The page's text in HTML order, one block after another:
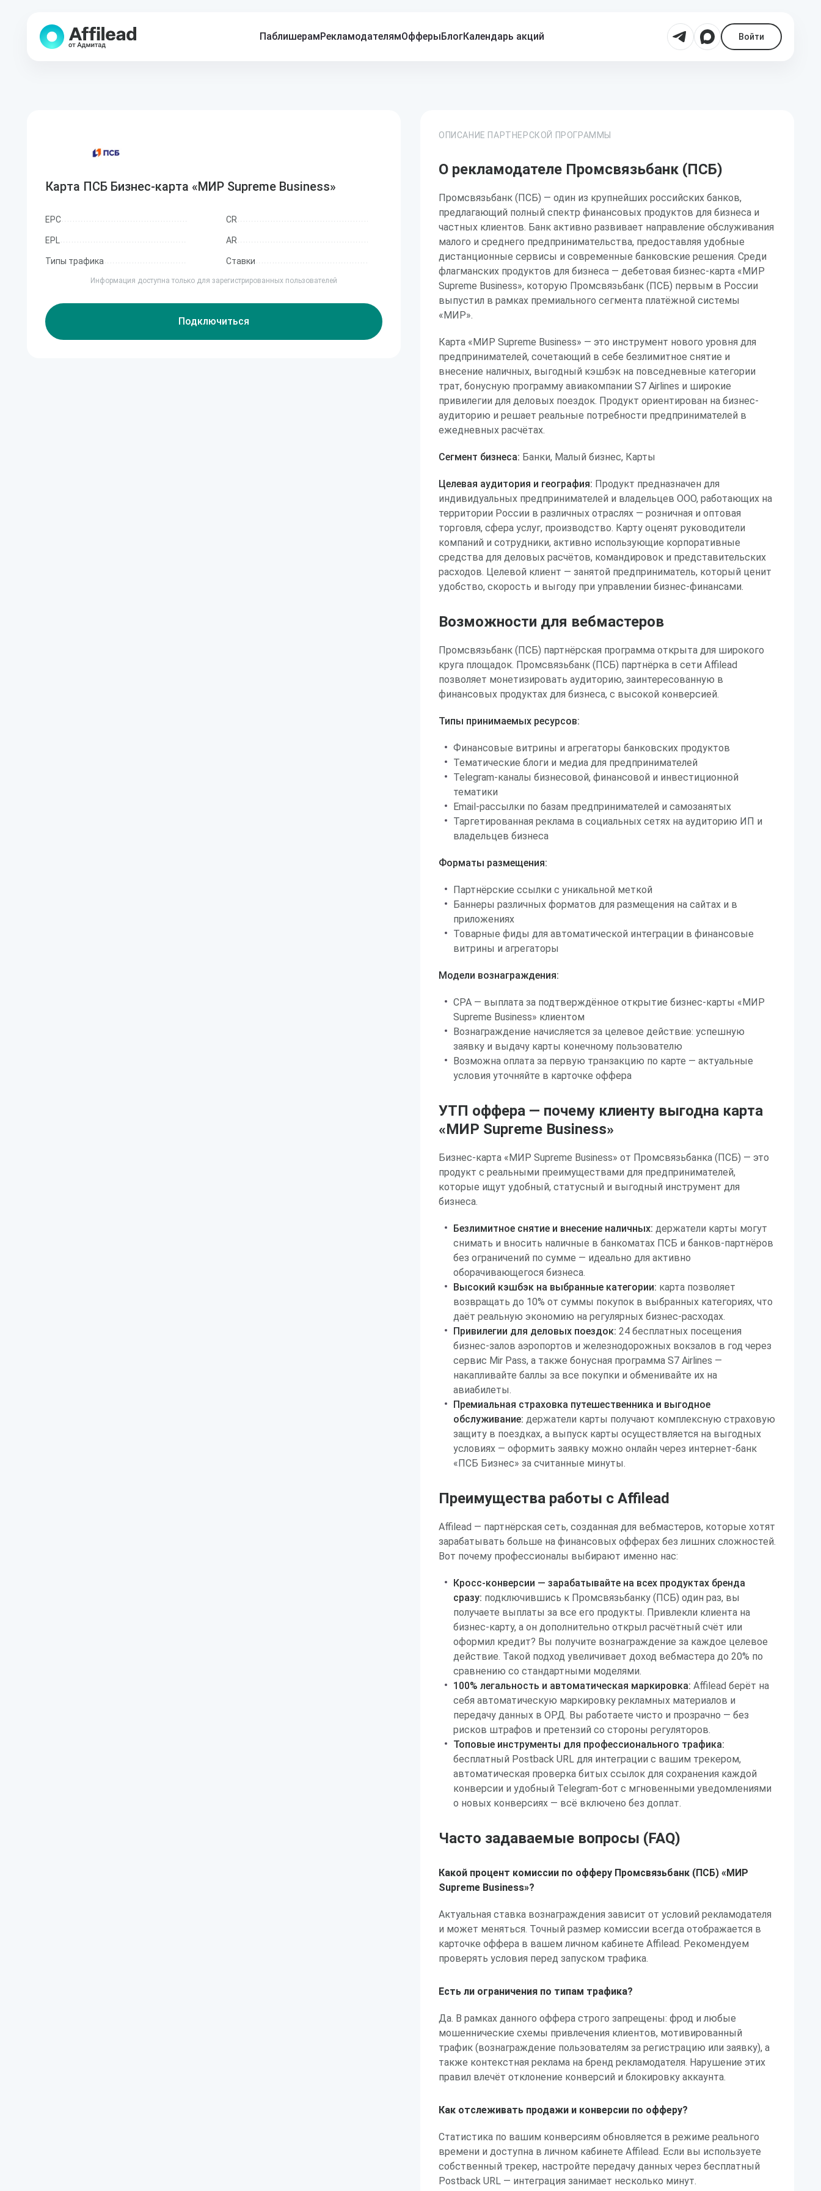
ПаблишерамРекламодателямОфферыБлогКалендарь акций Войти
Карта ПСБ Бизнес-карта «МИР Supreme Business»
EPC CR
EPL AR
Типы трафика Ставки
Информация доступна только для зарегистрированных пользователей
Подключиться
ОПИСАНИЕ ПАРТНЕРСКОЙ ПРОГРАММЫ
О рекламодателе Промсвязьбанк (ПСБ)
Промсвязьбанк (ПСБ) — один из крупнейших российских банков,
предлагающий полный спектр финансовых продуктов для бизнеса и
частных клиентов. Банк активно развивает направление обслуживания
малого и среднего предпринимательства, предоставляя удобные
дистанционные сервисы и современные банковские решения. Среди
флагманских продуктов для бизнеса — дебетовая бизнес-карта «МИР
Supreme Business», которую Промсвязьбанк (ПСБ) первым в России
выпустил в рамках премиального сегмента платёжной системы
«МИР».
Карта «МИР Supreme Business» — это инструмент нового уровня для
предпринимателей, сочетающий в себе безлимитное снятие и
внесение наличных, выгодный кэшбэк на повседневные категории
трат, бонусную программу авиакомпании S7 Airlines и широкие
привилегии для деловых поездок. Продукт ориентирован на бизнес-
аудиторию и решает реальные потребности предпринимателей в
ежедневных расчётах.
Сегмент бизнеса: Банки, Малый бизнес, Карты
Целевая аудитория и география: Продукт предназначен для
индивидуальных предпринимателей и владельцев ООО, работающих на
территории России в различных отраслях — розничная и оптовая
торговля, сфера услуг, производство. Карту оценят руководители
компаний и сотрудники, активно использующие корпоративные
средства для деловых расчётов, командировок и представительских
расходов. Целевой клиент — занятой предприниматель, который ценит
удобство, скорость и выгоду при управлении бизнес-финансами.
Возможности для вебмастеров
Промсвязьбанк (ПСБ) партнёрская программа открыта для широкого
круга площадок. Промсвязьбанк (ПСБ) партнёрка в сети Affilead
позволяет монетизировать аудиторию, заинтересованную в
финансовых продуктах для бизнеса, с высокой конверсией.
Типы принимаемых ресурсов:
Финансовые витрины и агрегаторы банковских продуктов
Тематические блоги и медиа для предпринимателей
Telegram-каналы бизнесовой, финансовой и инвестиционной
тематики
Email-рассылки по базам предпринимателей и самозанятых
Таргетированная реклама в социальных сетях на аудиторию ИП и
владельцев бизнеса
Форматы размещения:
Партнёрские ссылки с уникальной меткой
Баннеры различных форматов для размещения на сайтах и в
приложениях
Товарные фиды для автоматической интеграции в финансовые
витрины и агрегаторы
Модели вознаграждения:
CPA — выплата за подтверждённое открытие бизнес-карты «МИР
Supreme Business» клиентом
Вознаграждение начисляется за целевое действие: успешную
заявку и выдачу карты конечному пользователю
Возможна оплата за первую транзакцию по карте — актуальные
условия уточняйте в карточке оффера
УТП оффера — почему клиенту выгодна карта
«МИР Supreme Business»
Бизнес-карта «МИР Supreme Business» от Промсвязьбанка (ПСБ) — это
продукт с реальными преимуществами для предпринимателей,
которые ищут удобный, статусный и выгодный инструмент для
бизнеса.
Безлимитное снятие и внесение наличных: держатели карты могут
снимать и вносить наличные в банкоматах ПСБ и банков-партнёров
без ограничений по сумме — идеально для активно
оборачивающегося бизнеса.
Высокий кэшбэк на выбранные категории: карта позволяет
возвращать до 10% от суммы покупок в выбранных категориях, что
даёт реальную экономию на регулярных бизнес-расходах.
Привилегии для деловых поездок: 24 бесплатных посещения
бизнес-залов аэропортов и железнодорожных вокзалов в год через
сервис Mir Pass, а также бонусная программа S7 Airlines —
накапливайте баллы за все покупки и обменивайте их на
авиабилеты.
Премиальная страховка путешественника и выгодное
обслуживание: держатели карты получают комплексную страховую
защиту в поездках, а выпуск карты осуществляется на выгодных
условиях — оформить заявку можно онлайн через интернет-банк
«ПСБ Бизнес» за считанные минуты.
Преимущества работы с Affilead
Affilead — партнёрская сеть, созданная для вебмастеров, которые хотят
зарабатывать больше на финансовых офферах без лишних сложностей.
Вот почему профессионалы выбирают именно нас:
Кросс-конверсии — зарабатывайте на всех продуктах бренда
сразу: подключившись к Промсвязьбанку (ПСБ) один раз, вы
получаете выплаты за все его продукты. Привлекли клиента на
бизнес-карту, а он дополнительно открыл расчётный счёт или
оформил кредит? Вы получите вознаграждение за каждое целевое
действие. Такой подход увеличивает доход вебмастера до 20% по
сравнению со стандартными моделями.
100% легальность и автоматическая маркировка: Affilead берёт на
себя автоматическую маркировку рекламных материалов и
передачу данных в ОРД. Вы работаете чисто и прозрачно — без
рисков штрафов и претензий со стороны регуляторов.
Топовые инструменты для профессионального трафика:
бесплатный Postback URL для интеграции с вашим трекером,
автоматическая проверка битых ссылок для сохранения каждой
конверсии и удобный Telegram-бот с мгновенными уведомлениями
о новых конверсиях — всё включено без доплат.
Часто задаваемые вопросы (FAQ)
Какой процент комиссии по офферу Промсвязьбанк (ПСБ) «МИР
Supreme Business»?
Актуальная ставка вознаграждения зависит от условий рекламодателя
и может меняться. Точный размер комиссии всегда отображается в
карточке оффера в вашем личном кабинете Affilead. Рекомендуем
проверять условия перед запуском трафика.
Есть ли ограничения по типам трафика?
Да. В рамках данного оффера строго запрещены: фрод и любые
мошеннические схемы привлечения клиентов, мотивированный
трафик (вознаграждение пользователям за регистрацию или заявку), а
также контекстная реклама на бренд рекламодателя. Нарушение этих
правил влечёт отклонение конверсий и блокировку аккаунта.
Как отслеживать продажи и конверсии по офферу?
Статистика по вашим конверсиям обновляется в режиме реального
времени и доступна в личном кабинете Affilead. Если вы используете
собственный трекер, настройте передачу данных через бесплатный
Postback URL — интеграция занимает несколько минут.